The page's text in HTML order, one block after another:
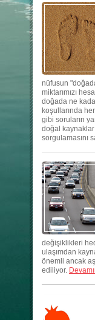
nüfusun
miktarımızı
doğada ne
koşullarında
gibi soruların
doğal
sorgulamasını
değişiklikleri
ulaşımdan
önemli ancak
ediliyor.